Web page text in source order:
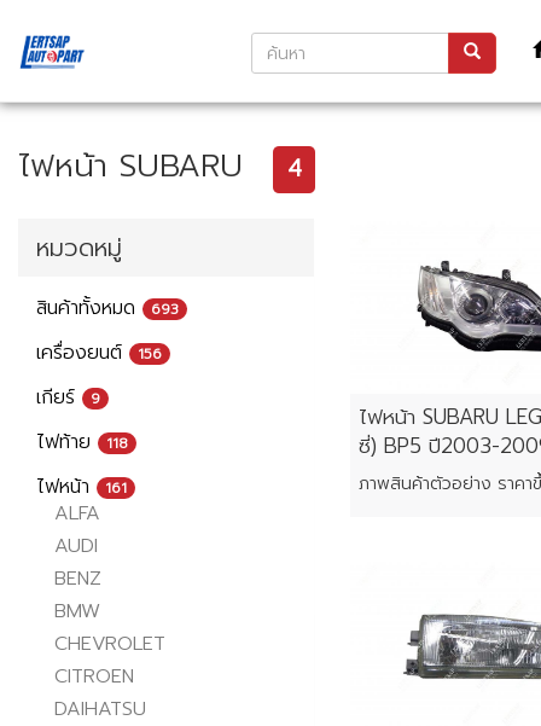
ไฟหน้า SUBARU 4
หมวดหมู่
สินค้าทั้งหมด 693
เครื่องยนต์ 156
เกียร์ 9
ไฟท้าย 118
ไฟหน้า 161
ALFA
AUDI
BENZ
BMW
CHEVROLET
CITROEN
DAIHATSU
ไฟหน้า SUBARU
ซี่) BP5 ปี2003-